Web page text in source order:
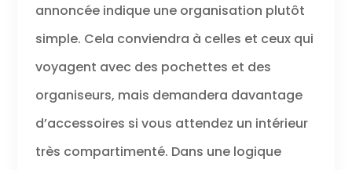
annoncée indique une organisation plutôt
simple. Cela conviendra à celles et ceux qui
voyagent avec des pochettes et des
organiseurs, mais demandera davantage
d’accessoires si vous attendez un intérieur
très compartimenté. Dans une logique